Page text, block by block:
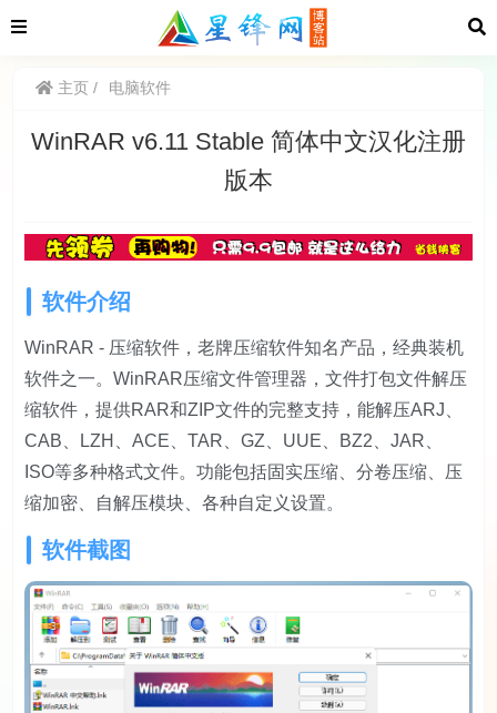
主页 电脑软件
WinRAR v6.11 Stable 简体中文汉化注册
版本
软件介绍
WinRAR - 压缩软件，老牌压缩软件知名产品，经典装机
软件之一。WinRAR压缩文件管理器，文件打包文件解压
缩软件，提供RAR和ZIP文件的完整支持，能解压ARJ、
CAB、LZH、ACE、TAR、GZ、UUE、BZ2、JAR、
ISO等多种格式文件。功能包括固实压缩、分卷压缩、压
缩加密、自解压模块、各种自定义设置。
软件截图